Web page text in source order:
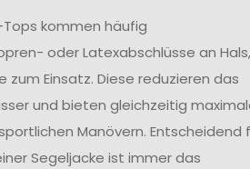
Tops kommen häufig
oder Latexabschlüsse an Hals,
zum Einsatz. Diese reduzieren das
und bieten gleichzeitig
Manövern. Entscheidend
Segeljacke ist immer das